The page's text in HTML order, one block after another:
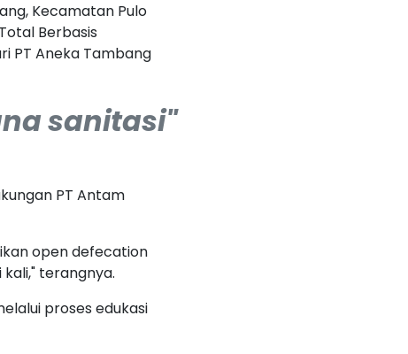
Kecamatan Pulo
Berbasis
PT Aneka Tambang
sanitasi"
PT Antam
open defecation
terangnya.
proses edukasi